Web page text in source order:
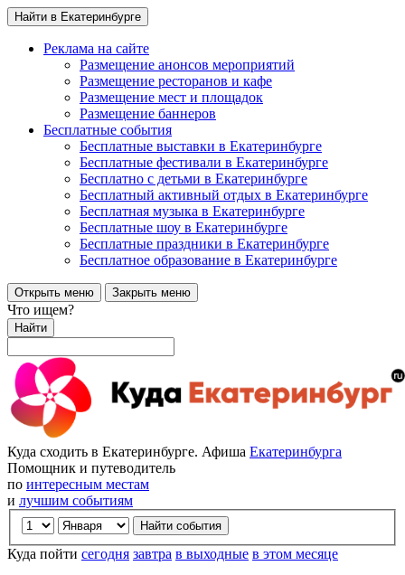
Найти в Екатеринбурге
Реклама на сайте
Размещение анонсов мероприятий
Размещение ресторанов и кафе
Размещение мест и площадок
Размещение баннеров
Бесплатные события
Бесплатные выставки в Екатеринбурге
Бесплатные фестивали в Екатеринбурге
Бесплатно с детьми в Екатеринбурге
Бесплатный активный отдых в Екатеринбурге
Бесплатная музыка в Екатеринбурге
Бесплатные шоу в Екатеринбурге
Бесплатные праздники в Екатеринбурге
Бесплатное образование в Екатеринбурге
Открыть меню Закрыть меню
Что ищем?
Найти
Куда сходить в Екатеринбурге. Афиша Екатеринбурга
Помощник и путеводитель
по интересным местам
и лучшим событиям
Куда пойти сегодня завтра в выходные в этом месяце